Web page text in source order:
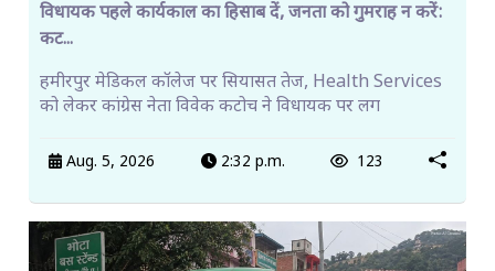
विधायक पहले कार्यकाल का हिसाब दें, जनता को गुमराह न करें:
कट...
हमीरपुर मेडिकल कॉलेज पर सियासत तेज, Health Services
को लेकर कांग्रेस नेता विवेक कटोच ने विधायक पर लग
Aug. 5, 2026 2:32 p.m. 123